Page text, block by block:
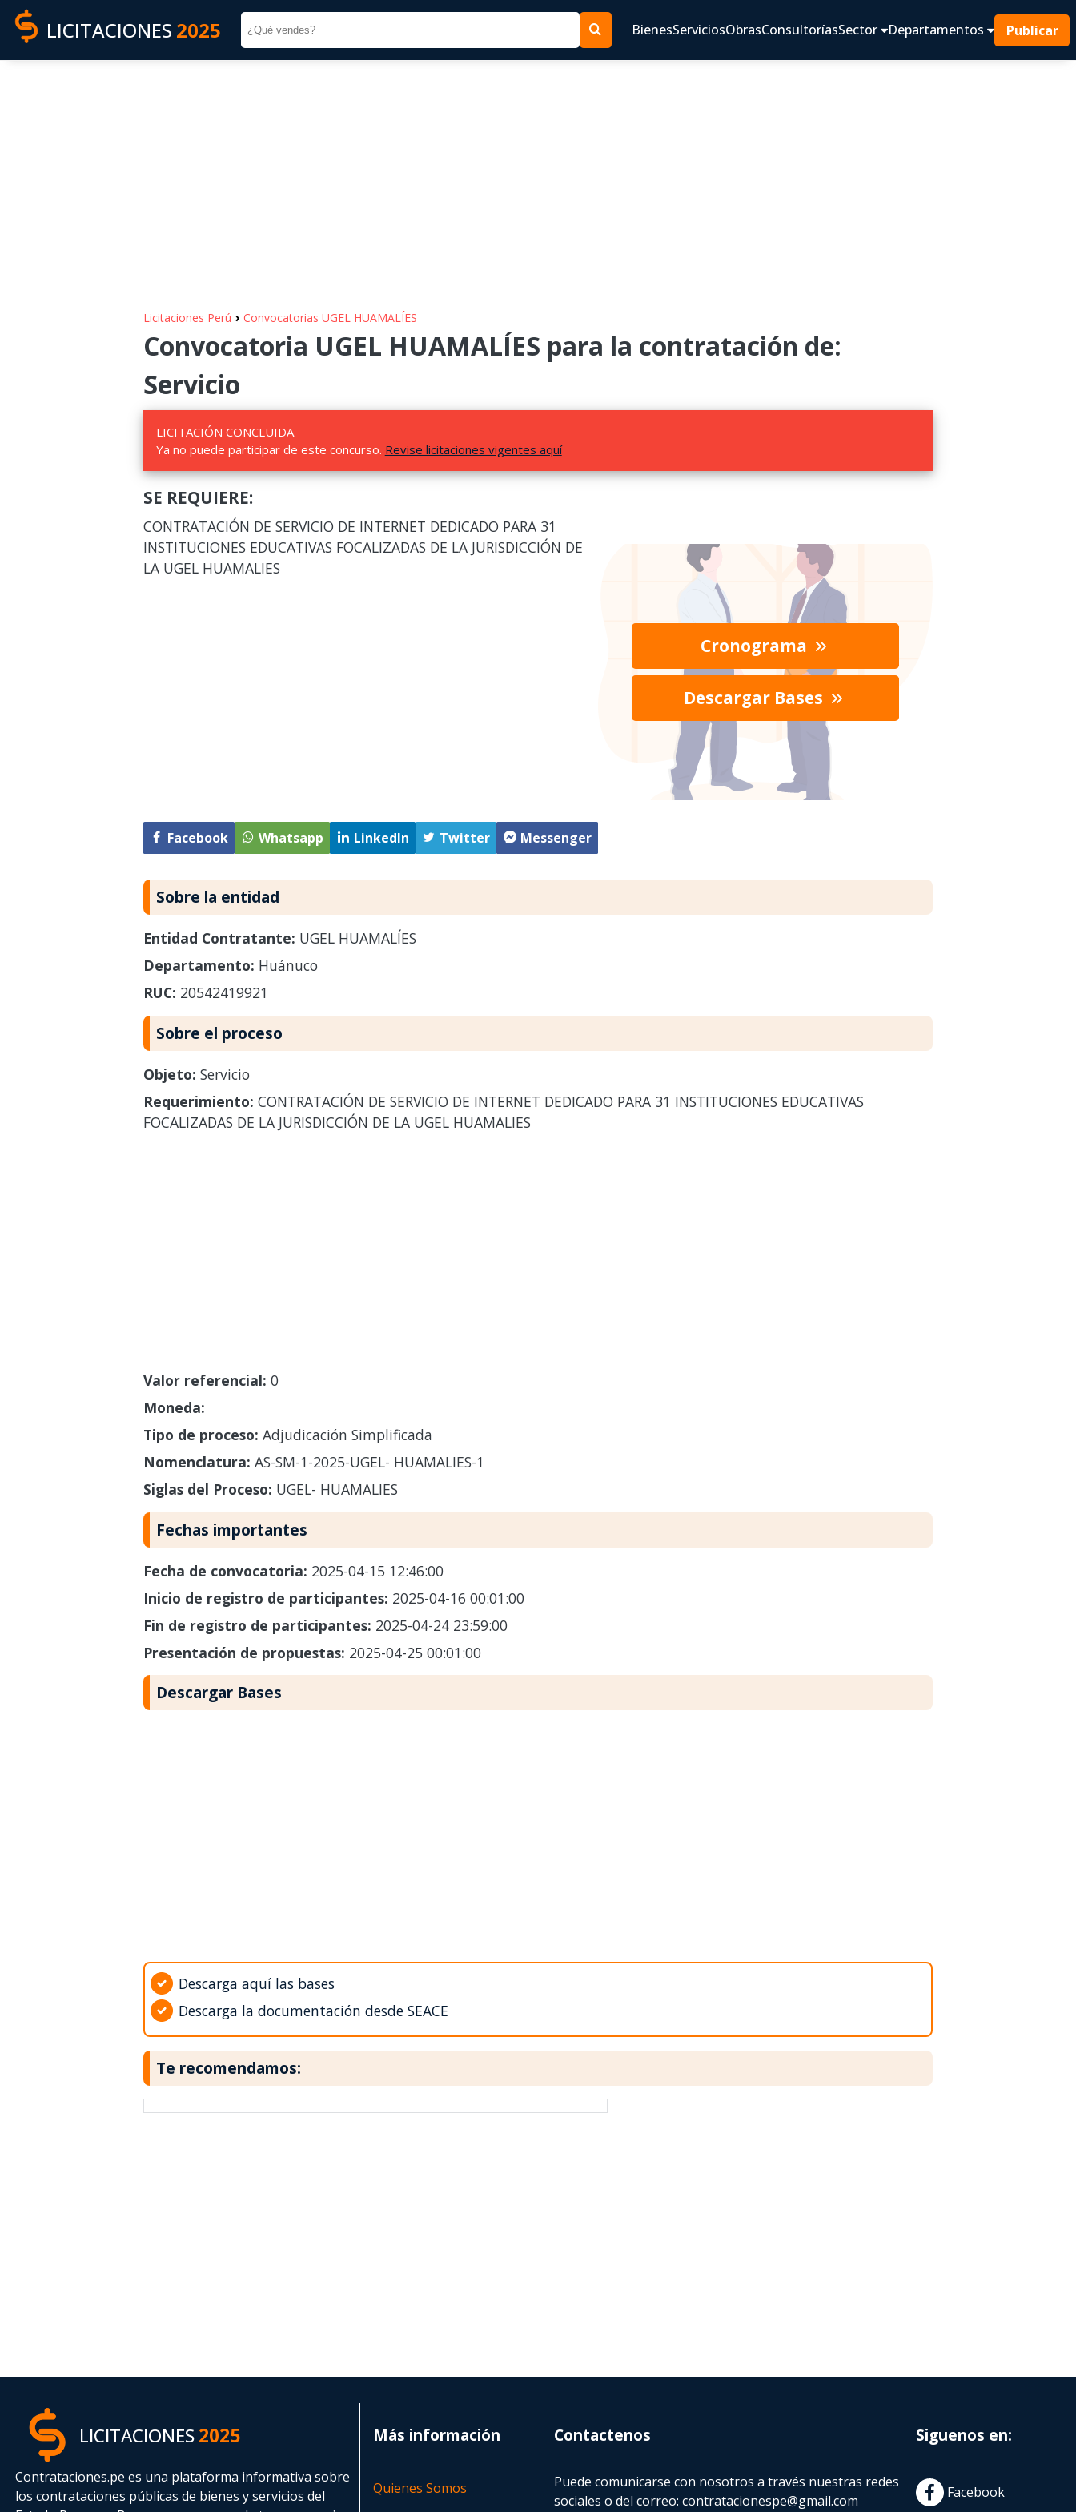
LICITACIONES 2025 BienesServiciosObrasConsultoríasSector Departamentos Publicar
Licitaciones Perú › Convocatorias UGEL HUAMALÍES
Convocatoria UGEL HUAMALÍES para la contratación de:
Servicio
LICITACIÓN CONCLUIDA.
Ya no puede participar de este concurso. Revise licitaciones vigentes aquí
SE REQUIERE:
CONTRATACIÓN DE SERVICIO DE INTERNET DEDICADO PARA 31
INSTITUCIONES EDUCATIVAS FOCALIZADAS DE LA JURISDICCIÓN DE
LA UGEL HUAMALIES
Facebook Whatsapp LinkedIn Twitter Messenger
Cronograma
Descargar Bases
Sobre la entidad
Entidad Contratante: UGEL HUAMALÍES
Departamento: Huánuco
RUC: 20542419921
Sobre el proceso
Objeto: Servicio
Requerimiento: CONTRATACIÓN DE SERVICIO DE INTERNET DEDICADO PARA 31 INSTITUCIONES EDUCATIVAS
FOCALIZADAS DE LA JURISDICCIÓN DE LA UGEL HUAMALIES
Valor referencial: 0
Moneda:
Tipo de proceso: Adjudicación Simplificada
Nomenclatura: AS-SM-1-2025-UGEL- HUAMALIES-1
Siglas del Proceso: UGEL- HUAMALIES
Fechas importantes
Fecha de convocatoria: 2025-04-15 12:46:00
Inicio de registro de participantes: 2025-04-16 00:01:00
Fin de registro de participantes: 2025-04-24 23:59:00
Presentación de propuestas: 2025-04-25 00:01:00
Descargar Bases
Descarga aquí las bases
Descarga la documentación desde SEACE
Te recomendamos:
LICITACIONES2025
Contrataciones.pe es una plataforma informativa sobre
los contrataciones públicas de bienes y servicios del
Más información
Quienes Somos
Contactenos
Puede comunicarse con nosotros a través nuestras redes
sociales o del correo:contratacionespe@gmail.com
Siguenos en:
Facebook